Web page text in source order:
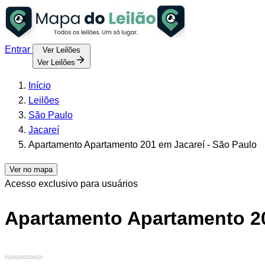
Entrar
Ver Leilões
Ver Leilões
Início
Leilões
São Paulo
Jacareí
Apartamento Apartamento 201 em Jacareí - São Paulo
Ver no mapa
Acesso exclusivo para usuários
Apartamento Apartamento